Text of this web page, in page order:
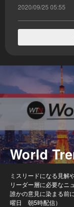
2020/09/25 05:55
World
ミスリードになる見解
リーダー層に必要なニ
誰かの意見に染まる前
曜日 朝5時配信）